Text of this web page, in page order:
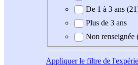
De 1 à 3 ans
Plus de 3 ans
Non renseignée
Appliquerle filtre de